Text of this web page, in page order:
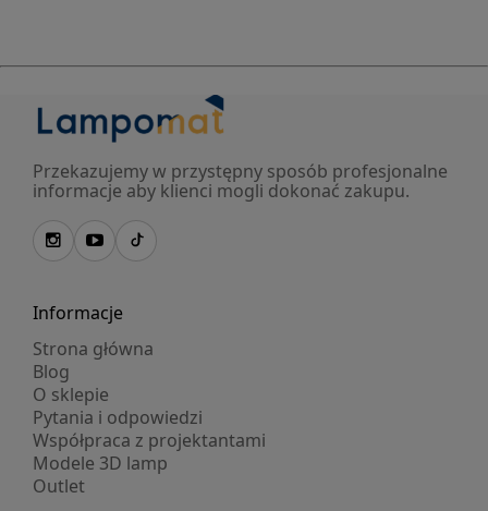
Przekazujemy w przystępny sposób profesjonalne
informacje aby klienci mogli dokonać zakupu.
Informacje
Strona główna
Blog
O sklepie
Pytania i odpowiedzi
Współpraca z projektantami
Modele 3D lamp
Outlet